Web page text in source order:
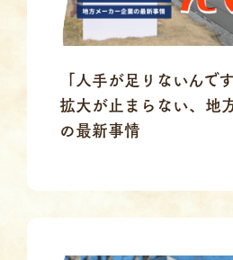
「人手が足りないんで
拡大が止まらない、地
の最新事情